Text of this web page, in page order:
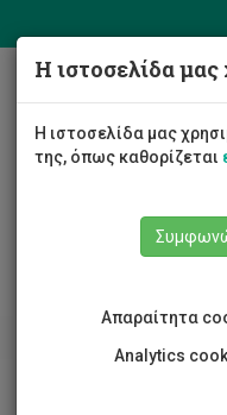
Η ιστοσελίδα
Η ιστοσελίδα μας
της, όπως καθορίζεται
Απαραίτητα
Analytics